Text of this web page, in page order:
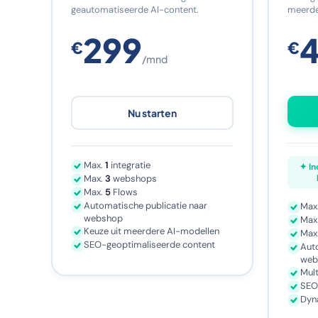
geautomatiseerde AI-content.
€299/mnd
Nu starten
Max. 1 integratie
Max. 3 webshops
Max. 5 Flows
Automatische publicatie naar
webshop
Keuze uit meerdere AI-modellen
SEO-geoptimaliseerde content
€
✦